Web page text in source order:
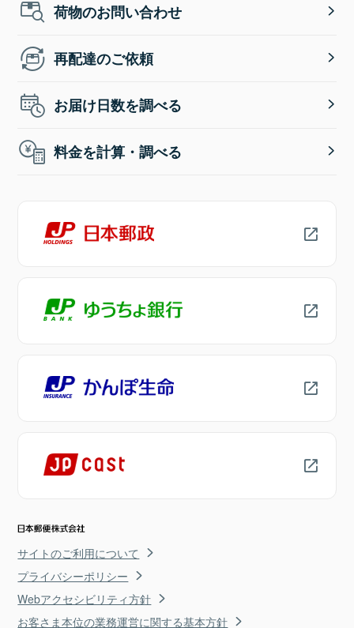
荷物のお問い合わせ
再配達のご依頼
お届け日数を調べる
料金を計算・調べる
サイトのご利用について
プライバシーポリシー
Webアクセシビリティ方針
お客さま本位の業務運営に関する基本方針